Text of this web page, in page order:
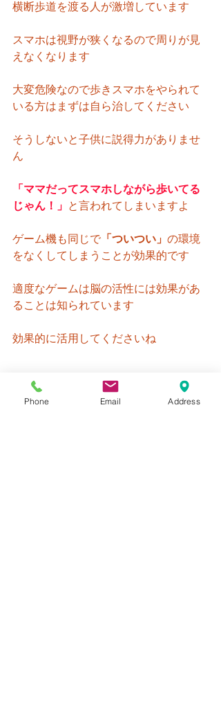
横断歩道を渡る人が激増しています
スマホは視野が狭くなるので周りが見
えなくなります
大変危険なので歩きスマホをやられて
いる方はまずは自ら治してください
そうしないと子供に説得力がありませ
ん
「ママだってスマホしながら歩いてる
じゃん！」 と言われてしまいますよ
ゲーム機も同じで「ついつい」 の環境
をなくしてしまうことが効果的です
適度なゲームは脳の活性には効果があ
ることは知られています
効果的に活用してくださいね
Phone Email Address